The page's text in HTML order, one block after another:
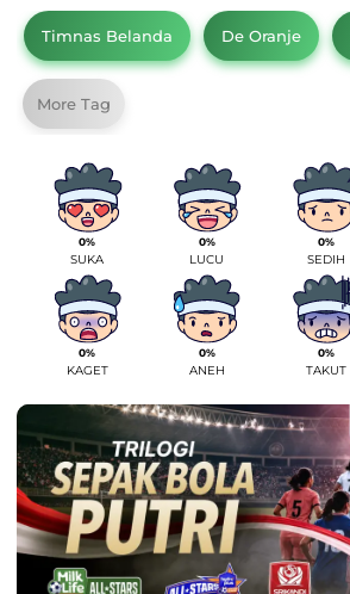
Timnas Belanda De Oranje
More Tag
0%
SUKA
0%
LUCU
0%
SEDIH
0%
KAGET
0%
ANEH
0%
TAKUT